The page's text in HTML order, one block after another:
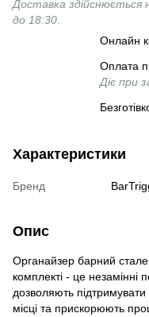
Доставка здійснюється
до 18:30.
Онлайн
Оплата
Діє при
Характеристики
Бренд
Опис
Органайзер барний
комплекті - це незамінні
дозволяють
місці та прискорюють